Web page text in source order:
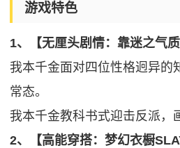
游戏特色
1、【无厘头剧情：靠迷之气
我本千金面对四位性格迥异的
常态。
我本千金教科书式迎击反派，
2、【高能穿搭：梦幻衣橱